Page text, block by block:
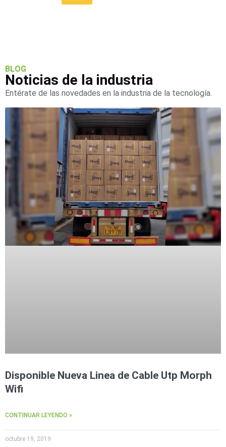
BLOG
Noticias de la industria
Entérate de las novedades en la industria de la tecnología.
Disponible Nueva Linea de Cable Utp Morph
Wifi
CONTINUAR LEYENDO »
octubre 19, 2019